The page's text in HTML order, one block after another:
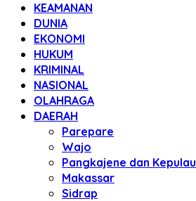
KEAMANAN
DUNIA
EKONOMI
HUKUM
KRIMINAL
NASIONAL
OLAHRAGA
DAERAH
Parepare
Wajo
Pangkajene dan
Makassar
Sidrap